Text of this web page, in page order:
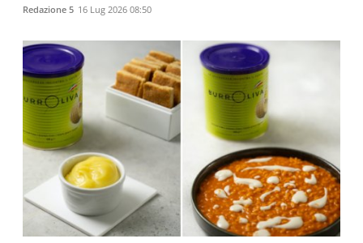
Redazione 5 16 Lug 2026 08:50